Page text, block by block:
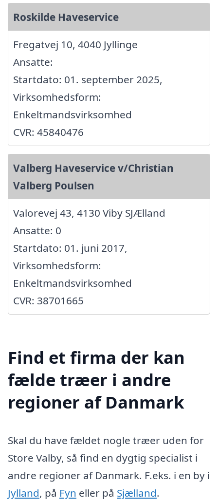
Roskilde Haveservice
Fregatvej 10, 4040 Jyllinge
Ansatte:
Startdato: 01. september 2025,
Virksomhedsform:
Enkeltmandsvirksomhed
CVR: 45840476
Valberg Haveservice v/Christian
Valberg Poulsen
Valorevej 43, 4130 Viby SJÆlland
Ansatte: 0
Startdato: 01. juni 2017,
Virksomhedsform:
Enkeltmandsvirksomhed
CVR: 38701665
Find et firma der kan
fælde træer i andre
regioner af Danmark
Skal du have fældet nogle træer uden for
Store Valby, så find en dygtig specialist i
andre regioner af Danmark. F.eks. i en by i
Jylland, på Fyn eller på Sjælland.